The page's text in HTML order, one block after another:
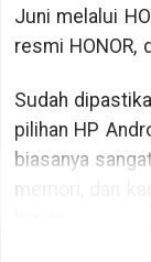
Juni melalui
resmi HONOR,
Sudah
pilihan HP
biasanya
memori, dan